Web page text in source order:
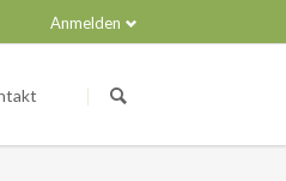
Anmelden
überspringen